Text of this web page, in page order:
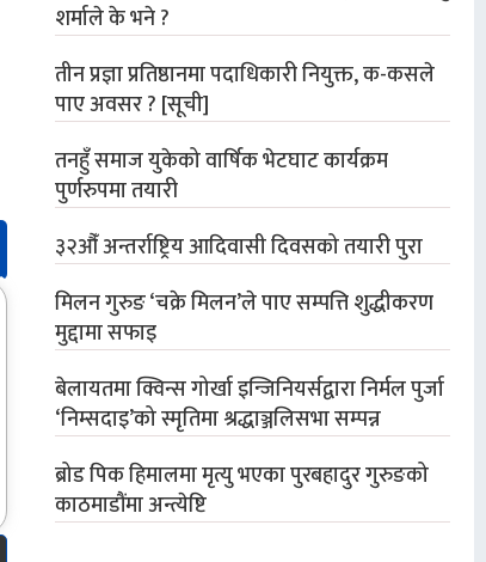
शर्माले के भने ?
तीन प्रज्ञा प्रतिष्ठानमा पदाधिकारी नियुक्त, क-कसले
पाए अवसर ? [सूची]
तनहुँ समाज युकेको वार्षिक भेटघाट कार्यक्रम
पुर्णरुपमा तयारी
३२औँ अन्तर्राष्ट्रिय आदिवासी दिवसको तयारी पुरा
मिलन गुरुङ ‘चक्रे मिलन’ले पाए सम्पत्ति शुद्धीकरण
मुद्दामा सफाइ
बेलायतमा क्विन्स गोर्खा इन्जिनियर्सद्वारा निर्मल पुर्जा
‘निम्सदाइ’को स्मृतिमा श्रद्धाञ्जलिसभा सम्पन्न
ब्रोड पिक हिमालमा मृत्यु भएका पुरबहादुर गुरुङको
काठमाडौंमा अन्त्येष्टि